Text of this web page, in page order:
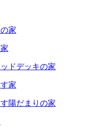
家
ドデッキの家
家
陽だまりの家